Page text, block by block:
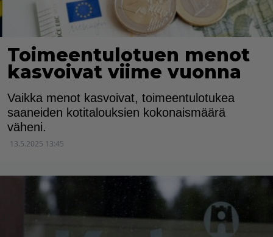
Toimeentulotuen menot
kasvoivat viime vuonna
Vaikka menot kasvoivat, toimeentulotukea
saaneiden kotitalouksien kokonaismäärä
väheni.
13.5.2025 13:45